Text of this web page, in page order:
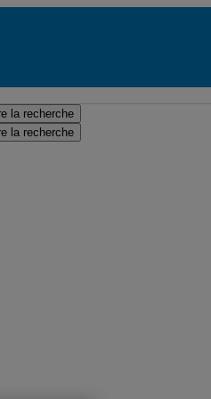
la recherche
la recherche